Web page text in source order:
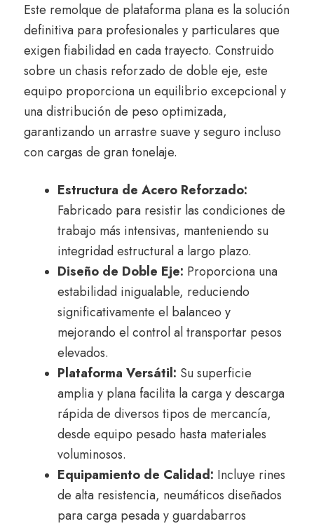
Este remolque de plataforma plana es la solución
definitiva para profesionales y particulares que
exigen fiabilidad en cada trayecto. Construido
sobre un chasis reforzado de doble eje, este
equipo proporciona un equilibrio excepcional y
una distribución de peso optimizada,
garantizando un arrastre suave y seguro incluso
con cargas de gran tonelaje.
Estructura de Acero Reforzado:
Fabricado para resistir las condiciones de
trabajo más intensivas, manteniendo su
integridad estructural a largo plazo.
Diseño de Doble Eje: Proporciona una
estabilidad inigualable, reduciendo
significativamente el balanceo y
mejorando el control al transportar pesos
elevados.
Plataforma Versátil: Su superficie
amplia y plana facilita la carga y descarga
rápida de diversos tipos de mercancía,
desde equipo pesado hasta materiales
voluminosos.
Equipamiento de Calidad: Incluye rines
de alta resistencia, neumáticos diseñados
para carga pesada y guardabarros